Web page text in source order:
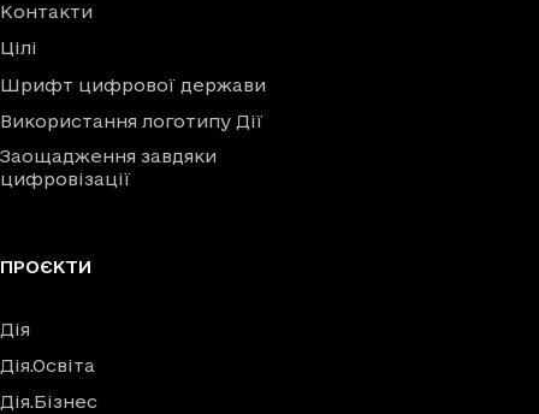
Контакти
Цілі
Шрифт цифрової держави
Використання логотипу Дії
Заощадження завдяки
цифровізації
ПРОЄКТИ
Дія
Дія.Освіта
Дія.Бізнес